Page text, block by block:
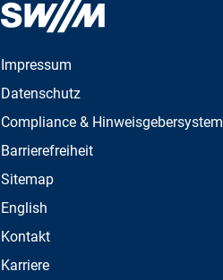
Impressum
Datenschutz
Compliance & Hinweisgebersystem
Barrierefreiheit
Sitemap
English
Kontakt
Karriere